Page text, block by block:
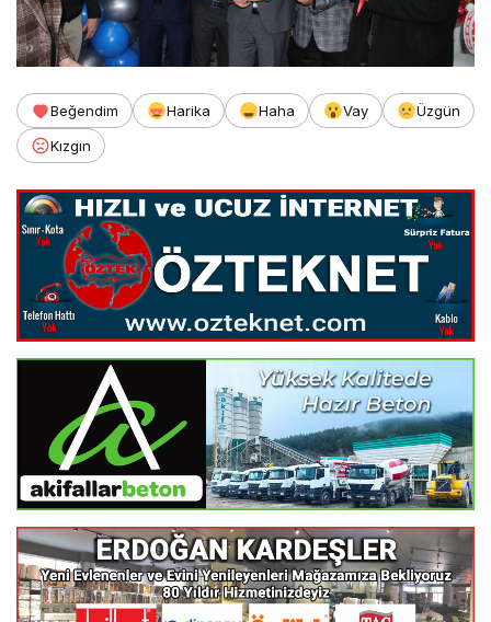
Beğendim Harika Haha Vay
Üzgün
Kızgın